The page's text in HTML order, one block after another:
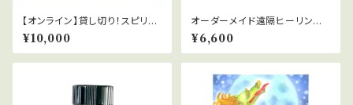
【オンライン】貸し切り！スピリチ
ュアルカウンセリング
¥10,000
オーダーメイド遠隔ヒーリング
【60分】
¥6,600